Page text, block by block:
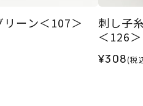
ーン＜107＞
刺し子
＜126＞
¥308(税